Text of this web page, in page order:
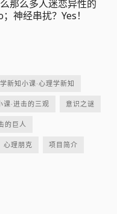
那么多人迷恋异性的
神经串扰？Yes！
新知小课·心理学新知
课·进击的三观 意识之谜
的巨人
心理朋克 项目简介